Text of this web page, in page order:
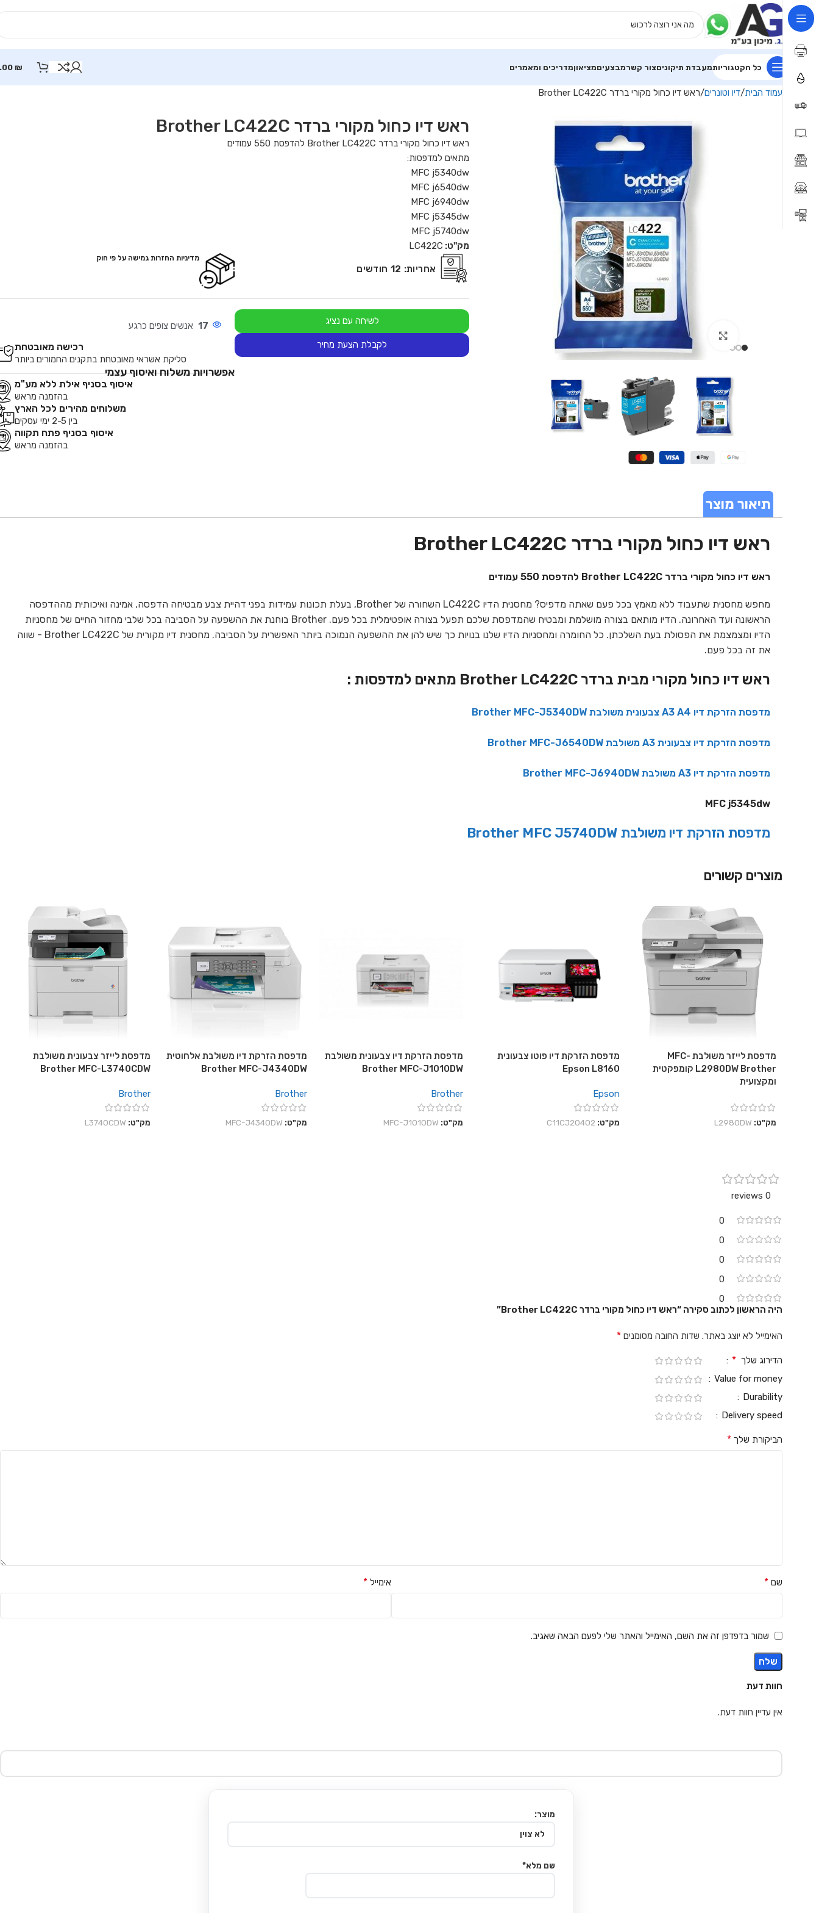
כל הקטגוריותמעבדת תיקוניםצור קשרמבצעיםמציאוןמדריכים ומאמרים ₪
עמוד הבית דיו וטונרים ראש דיו כחול מקורי ברדר Brother LC422C
Click to enlarge
ראש דיו כחול מקורי ברדר Brother LC422C
ראש דיו כחול מקורי ברדר Brother LC422C להדפסת 550 עמודים
מתאים למדפסות:
MFC j5340dw
MFC j6540dw
MFC j6940dw
MFC j5345dw
MFC j5740dw
מק"ט: LC422C
אחריות: 12 חודשים
מדיניות החזרות גמישה על פי חוק
לשיחה עם נציג
לקבלת הצעת מחיר
17 אנשים צופים כרגע
רכישה מאובטחת
סליקת אשראי מאובטחת בתקנים החמורים ביותר
אפשרויות משלוח ואיסוף עצמי
איסוף בסניף אילת ללא מע"מ
בהזמנה מראש
משלוחים מהירים לכל הארץ
בין 2-5 ימי עסקים
איסוף בסניף פתח תקווה
בהזמנה מראש
תיאור מוצר
ראש דיו כחול מקורי ברדר Brother LC422C
ראש דיו כחול מקורי ברדר Brother LC422C להדפסת 550 עמודים
מחפש מחסנית שתעבוד ללא מאמץ בכל פעם שאתה מדפיס? מחסנית הדיו LC422C השחורה של Brother, בעלת תכונות עמידות בפני דהיית צבע מבטיחה הדפסה, אמינה ואיכותית מההדפסה
הראשונה ועד האחרונה. הדיו מותאם בצורה מושלמת ומבטיח שהמדפסת שלכם תפעל בצורה אופטימלית בכל פעם. Brother בוחנת את ההשפעה על הסביבה בכל שלבי מחזור החיים של מחסניות
הדיו ומצמצמת את הפסולת בעת השלכתן. כל החומרה ומחסניות הדיו שלנו בנויות כך שיש להן את ההשפעה הנמוכה ביותר האפשרית על הסביבה. מחסנית דיו מקורית של Brother LC422C - שווה
את זה בכל פעם.
ראש דיו כחול מקורי מבית ברדר Brother LC422C מתאים למדפסות :
מדפסת הזרקת דיו A3 A4 צבעונית משולבת Brother MFC-J5340DW
מדפסת הזרקת דיו צבעונית A3 משולבת Brother MFC-J6540DW
מדפסת הזרקת דיו A3 משולבת Brother MFC-J6940DW
MFC j5345dw
מדפסת הזרקת ‏דיו ‏משולבת Brother MFC J5740DW
מוצרים קשורים
מדפסת לייזר משולבת MFC-
L2980DW Brother קומפקטית
ומקצועית
מק"ט: L2980DW
מדפסת הזרקת דיו פוטו צבעונית
Epson L8160
Epson
מק"ט: C11CJ20402
מדפסת הזרקת דיו צבעונית משולבת
Brother MFC-J1010DW
Brother
מק"ט: MFC-J1010DW
מדפסת הזרקת דיו משולבת אלחוטית
Brother MFC-J4340DW
Brother
מק"ט: ‎MFC-J4340DW
מדפסת לייזר צבעונית משולבת
Brother MFC-L3740CDW
Brother
מק"ט: L3740CDW
0 reviews
0
0
0
0
0
חוות דעת
אין עדיין חוות דעת.
היה הראשון לכתוב סקירה “ראש דיו כחול מקורי ברדר Brother LC422C”
האימייל לא יוצג באתר. שדות החובה מסומנים *
הדירוג שלך *
Value for money
Durability
Delivery speed
הביקורת שלך *
שם * אימייל *
שמור בדפדפן זה את השם, האימייל והאתר שלי לפעם הבאה שאגיב.
מוצר:
שם מלא*